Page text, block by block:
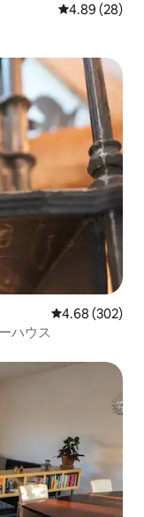
レビュー28
4.89 (28)
レビュー302
4.68 (302)
ハウス